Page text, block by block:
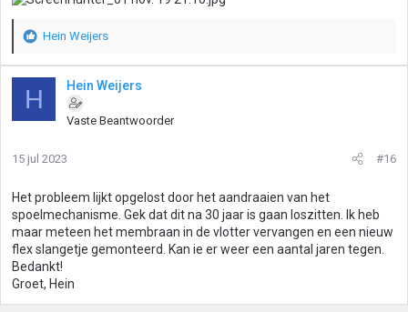
W
a
d
e
i
g
e
n
:
Hein Weijers
H Hein Weijers
Vaste Beantwoorder
15 jul 2023 #16
Het probleem lijkt opgelost door het aandraaien van het
spoelmechanisme. Gek dat dit na 30 jaar is gaan loszitten. Ik heb
maar meteen het membraan in de vlotter vervangen en een nieuw
flex slangetje gemonteerd. Kan ie er weer een aantal jaren tegen.
Bedankt!
Groet, Hein